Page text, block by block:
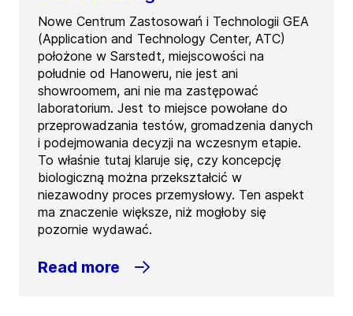
Nowe Centrum Zastosowań i Technologii GEA
(Application and Technology Center, ATC)
położone w Sarstedt, miejscowości na
południe od Hanoweru, nie jest ani
showroomem, ani nie ma zastępować
laboratorium. Jest to miejsce powołane do
przeprowadzania testów, gromadzenia danych
i podejmowania decyzji na wczesnym etapie.
To właśnie tutaj klaruje się, czy koncepcję
biologiczną można przekształcić w
niezawodny proces przemysłowy. Ten aspekt
ma znaczenie większe, niż mogłoby się
pozornie wydawać.
Read more